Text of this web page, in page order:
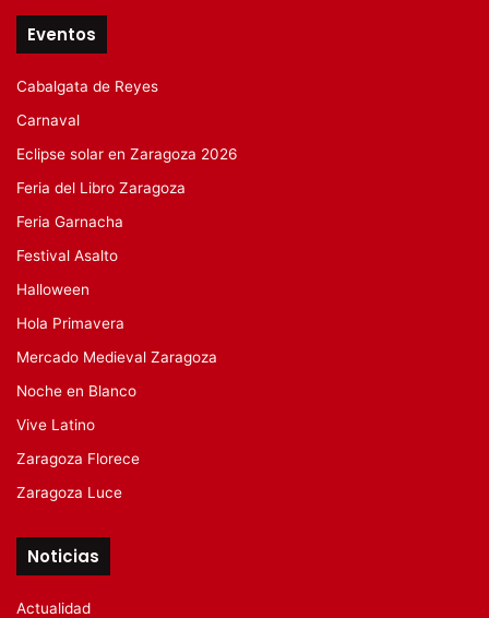
Eventos
Cabalgata de Reyes
Carnaval
Eclipse solar en Zaragoza 2026
Feria del Libro Zaragoza
Feria Garnacha
Festival Asalto
Halloween
Hola Primavera
Mercado Medieval Zaragoza
Noche en Blanco
Vive Latino
Zaragoza Florece
Zaragoza Luce
Noticias
Actualidad